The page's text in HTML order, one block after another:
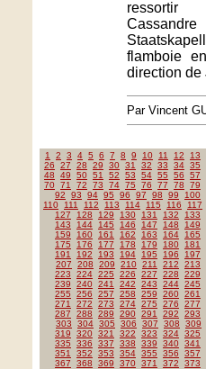
ressortir
flamboie
direction de
Par Vincent
1 2 3 4 5 6 7 8 9 10 11 12
13
26
27 28 29 30 31 32 33 34 35
48
49 50 51 52 53 54 55 56
57
70 71 72 73 74 75 76 77 78
79
92
93 94 95 96 97 98 99
100
110
111 112 113 114 115 116
117
127
128 129 130 131 132
133
143
144 145 146 147 148
149
159
160 161 162 163 164
165
175
176 177 178 179 180
181
191
192 193 194 195 196
197
207
208 209 210 211 212
213
223
224 225 226 227 228
229
239
240 241 242 243 244 245
255
256 257 258 259 260 261
271
272 273 274 275 276
277
287
288 289 290 291 292
293
303
304 305 306 307 308
309
319
320 321 322 323 324 325
335
336 337 338 339 340 341
351
352 353 354 355 356
357
367
368 369 370 371 372
373